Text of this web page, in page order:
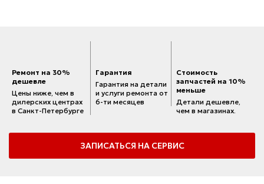
Ремонт на 30%
дешевле
Цены ниже, чем в
дилерских центрах
в Санкт-Петербурге
Гарантия
Гарантия на детали
и услуги ремонта от
6-ти месяцев
Стоимость
запчастей на 10%
меньше
Детали дешевле,
чем в магазинах.
ЗАПИСАТЬСЯ НА СЕРВИС